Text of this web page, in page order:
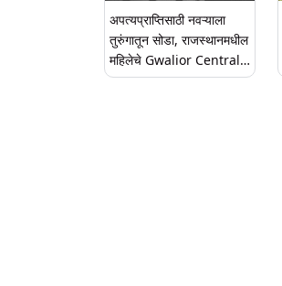
अपत्यप्राप्तिसाठी नवऱ्याला
तुरुंगातून सोडा, राजस्थानमधील
महिलेचे Gwalior Central
jail प्रशासनास पत्र